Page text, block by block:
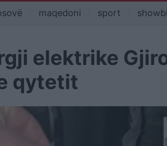
maqedoni sport
elektrike
qytetit